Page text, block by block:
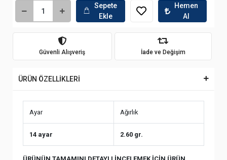
Sepete
Ekle
Hemen
Al
Güvenli Alışveriş İade ve Değişim
ÜRÜN ÖZELLİKLERİ
Ayar Ağırlık
14 ayar 2.60 gr.